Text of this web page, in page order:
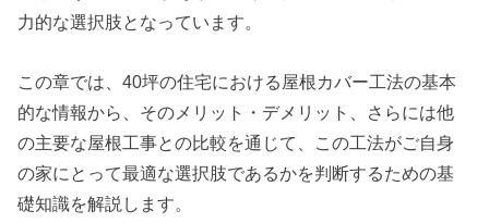
力的な選択肢となっています。
この章では、40坪の住宅における屋根カバー工法の基本
的な情報から、そのメリット・デメリット、さらには他
の主要な屋根工事との比較を通じて、この工法がご自身
の家にとって最適な選択肢であるかを判断するための基
礎知識を解説します。